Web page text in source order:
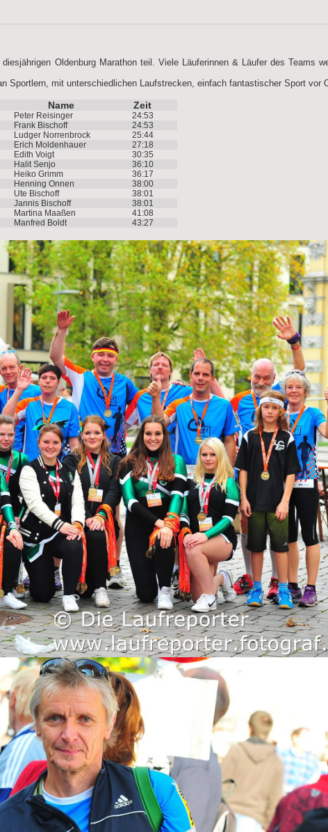
diesjährigen Oldenburg Marathon teil. Viele Läuferinnen & Läufer des Teams
Sportlern, mit unterschiedlichen Laufstrecken, einfach fantastischer Sport vor
Name Zeit
Peter Reisinger
24:53
Frank Bischoff
24:53
Ludger Norrenbrock
25:44
Erich Moldenhauer
27:18
Edith Voigt
30:35
Halit Senjo
36:10
Heiko Grimm
36:17
Henning Onnen
38:00
Ute Bischoff
38:01
Jannis Bischoff
38:01
Martina Maaßen
41:08
Manfred Boldt 43:27